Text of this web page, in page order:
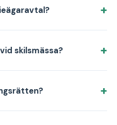
skilsmässa?